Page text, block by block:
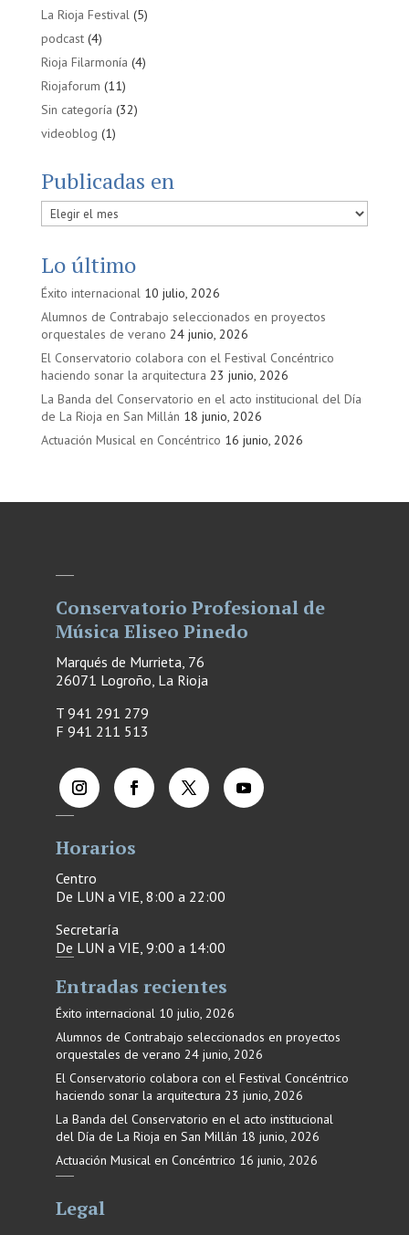
La Rioja Festival(5)
podcast(4)
Rioja Filarmonía (4)
Riojaforum (11)
Sin categoría (32)
videoblog (1)
Publicadas en
Publicadas
en
Lo último
Éxito internacional 10 julio, 2026
Alumnos de Contrabajo seleccionados en proyectos
orquestales de verano 24 junio, 2026
El Conservatorio colabora con el Festival Concéntrico
haciendo sonar la arquitectura 23 junio, 2026
La Banda del Conservatorio en el acto institucional del Día
de La Rioja en San Millán 18 junio, 2026
Actuación Musical en Concéntrico 16 junio, 2026
Conservatorio Profesional de
Música Eliseo Pinedo
Marqués de Murrieta, 76
26071 Logroño, La Rioja
T 941 291 279
F 941 211 513
Horarios
Centro
De LUN a VIE, 8:00 a 22:00
Secretaría
De LUN a VIE, 9:00 a 14:00
Entradas recientes
Éxito internacional 10 julio, 2026
Alumnos de Contrabajo seleccionados en proyectos
orquestales de verano 24 junio, 2026
El Conservatorio colabora con el Festival Concéntrico
haciendo sonar la arquitectura 23 junio, 2026
La Banda del Conservatorio en el acto institucional
del Día de La Rioja en San Millán 18 junio, 2026
Actuación Musical en Concéntrico 16 junio, 2026
Legal